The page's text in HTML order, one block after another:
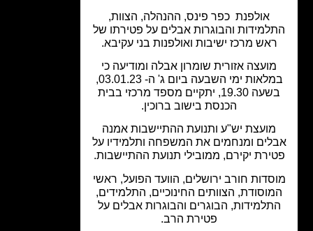
אולפנת כפר פינס, ההנהלה, הצוות,
והבוגרות אבלים על פטירתו של
ראש מרכז ישיבות ואולפנות בני עקיבא.
מועצה אזורית שומרון אבלה ומודיעה כי
במלאות ימי השבעה ביום ג' ה- 03.01.23,
בשעה 19.30, יתקיים מספד מרכזי בבית
הכנסת בישוב ברוכין.
מועצת יש"ע ותנועת ההתיישבות אמנה
ומנחמים את המשפחה ותלמידיו על
יקירם, ממובילי תנועת ההתיישבות.
חורב ירושלים, הוועד הפועל, ראשי
הצוותים החינוכיים, התלמידים,
הבוגרים והבוגרות אבלים על
פטירת הרב.